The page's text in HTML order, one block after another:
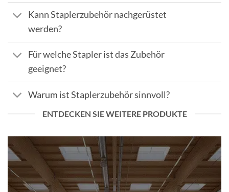
Kann Staplerzubehör nachgerüstet
werden?
Für welche Stapler ist das Zubehör
geeignet?
Warum ist Staplerzubehör sinnvoll?
ENTDECKEN SIE WEITERE PRODUKTE